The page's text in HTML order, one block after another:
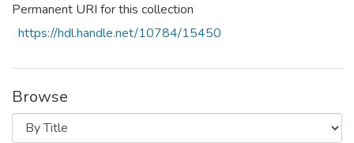
Permanent URI for this collection
https://hdl.handle.net/10784/15450
Browse